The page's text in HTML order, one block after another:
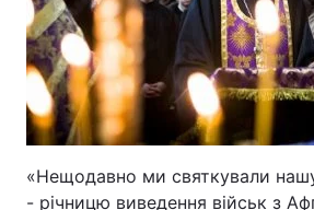
«Нещодавно ми святкували
- річницю виведення військ з